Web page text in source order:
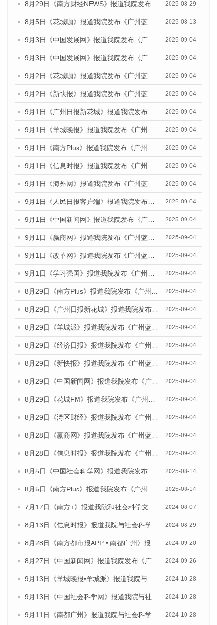
2025-08-29
2025-08-13
2025-09-04
2025-09-04
2025-09-04
2025-09-04
2025-09-04
2025-09-04
2025-09-04
2025-09-04
2025-09-04
2025-09-04
2025-09-04
2025-09-04
2025-09-04
2025-09-04
2025-09-04
2025-09-04
2025-09-04
2025-09-04
2025-09-04
2025-09-04
2025-09-04
2025-09-04
2025-09-04
2025-09-04
2025-08-14
2025-08-14
2024-08-07
2024-08-29
2024-09-20
2024-09-26
2024-10-28
2024-10-28
2024-10-28